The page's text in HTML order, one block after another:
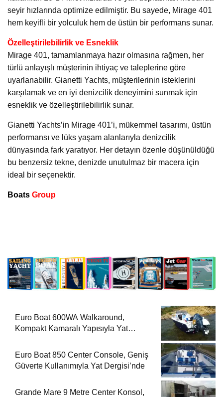
seyir hızlarında optimize edilmiştir. Bu sayede, Mirage 401
hem keyifli bir yolculuk hem de üstün bir performans sunar.
Özelleştirilebilirlik ve Esneklik
Mirage 401, tamamlanmaya hazır olmasına rağmen, her
türlü anlayışlı müşterinin ihtiyaç ve taleplerine göre
uyarlanabilir. Gianetti Yachts, müşterilerinin isteklerini
karşılamak ve en iyi denizcilik deneyimini sunmak için
esneklik ve özelleştirilebilirlik sunar.
Gianetti Yachts’in Mirage 401’i, mükemmel tasarımı, üstün
performansı ve lüks yaşam alanlarıyla denizcilik
dünyasında fark yaratıyor. Her detayın özenle düşünüldüğü
bu benzersiz tekne, denizde unutulmaz bir macera için
ideal bir seçenektir.
Boats Group
Euro Boat 600WA Walkaround,
Kompakt Kamaralı Yapısıyla Yat
Euro Boat 850 Center Console, Geniş
Güverte Kullanımıyla Yat Dergisi’nde
Grande Mare 9 Metre Center Konsol,